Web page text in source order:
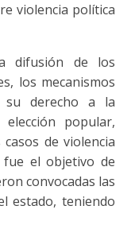
violencia política
difusión de los
los mecanismos
su derecho a la
popular,
de violencia
el objetivo de
convocadas las
estado, teniendo